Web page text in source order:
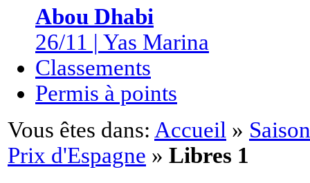
Abou Dhabi
26/11 | Yas Marina
Classements
Permis à points
Vous êtes dans: Accueil »
Prix d'Espagne » Libres 1